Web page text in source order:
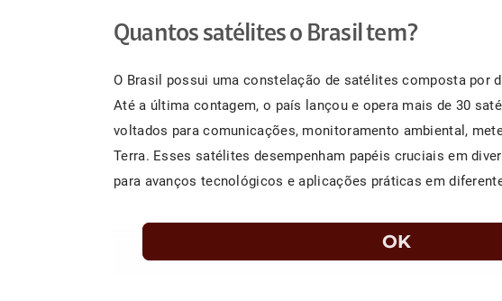
Quantos satélites o Brasil tem?
O Brasil possui uma constelação de satélites composta por
Até a última contagem, o país lançou e opera mais de 30
voltados para comunicações, monitoramento ambiental,
Terra. Esses satélites desempenham papéis cruciais em
para avanços tecnológicos e aplicações práticas em